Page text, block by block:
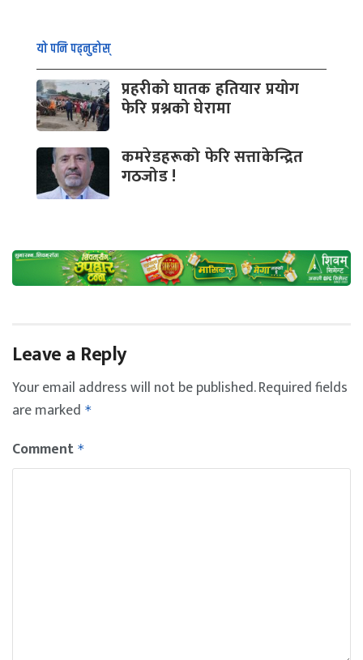
यो पनि पढ्नुहोस्
प्रहरीको घातक हतियार प्रयोग
फेरि प्रश्नको घेरामा
कमरेडहरूको फेरि सत्ताकेन्द्रित
गठजोड !
Leave a Reply
Your email address will not be published.Required fields
are marked *
Comment *